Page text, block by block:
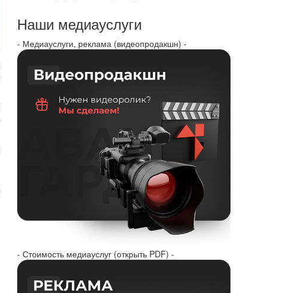
Наши медиауслуги
- Медиауслуги, реклама (видеопродакшн) -
- Стоимость медиауслуг (открыть PDF) -